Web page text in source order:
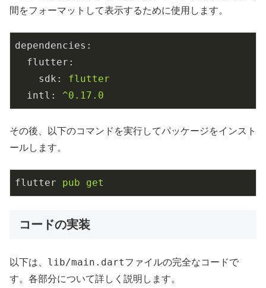
間をフォーマットして表示するために使用します。
dependencies :
flutter :
sdk : flutter
intl : ^0.17.0
その後、以下のコマンドを実行してパッケージをインスト
ールします。
flutter pub get
コードの実装
以下は、 lib/main.dartファイルの完全なコードで
す。各部分について詳しく説明します。